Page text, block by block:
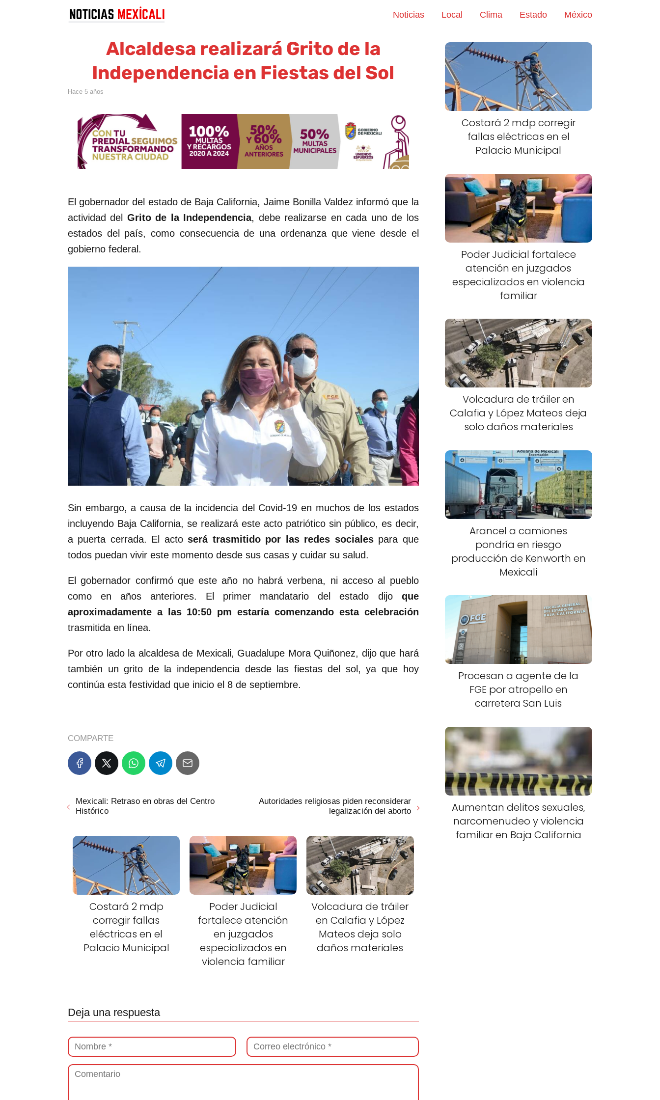
Noticias Local Clima Estado México
Alcaldesa realizará Grito de la
Independencia en Fiestas del Sol
hace 5 años
El gobernador del estado de Baja California, Jaime Bonilla Valdez informó que la
actividad del Grito de la Independencia, debe realizarse en cada uno de los
estados del país, como consecuencia de una ordenanza que viene desde el
gobierno federal.
Sin embargo, a causa de la incidencia del Covid-19 en muchos de los estados
incluyendo Baja California, se realizará este acto patriótico sin público, es decir,
a puerta cerrada. El acto será trasmitido por las redes socialespara que
todos puedan vivir este momento desde sus casas y cuidar su salud.
El gobernador confirmó que este año no habrá verbena, ni acceso al pueblo
como en años anteriores. El primer mandatario del estado dijo que
aproximadamente a las 10:50 pm estaría comenzando esta celebración
trasmitida en línea.
Por otro lado la alcaldesa de Mexicali, Guadalupe Mora Quiñonez, dijo que hará
también un grito de la independencia desde las fiestas del sol, ya que hoy
continúa esta festividad que inicio el 8 de septiembre.
COMPARTE
Mexicali: Retraso en obras del Centro
Histórico
Autoridades religiosas piden reconsiderar
legalización del aborto
Costará 2 mdp
corregir fallas
eléctricas en el
Palacio Municipal
Poder Judicial
fortalece atención
en juzgados
especializados en
violencia familiar
Volcadura de tráiler
en Calafia y López
Mateos deja solo
daños materiales
Deja una respuesta
Costará 2 mdp corregir
fallas eléctricas en el
Palacio Municipal
Poder Judicial fortalece
atención en juzgados
especializados en violencia
familiar
Volcadura de tráiler en
Calafia y López Mateos deja
solo daños materiales
Arancel a camiones
pondría en riesgo
producción de Kenworth en
Mexicali
Procesan a agente de la
FGE por atropello en
carretera San Luis
Aumentan delitos sexuales,
narcomenudeo y violencia
familiar en Baja California